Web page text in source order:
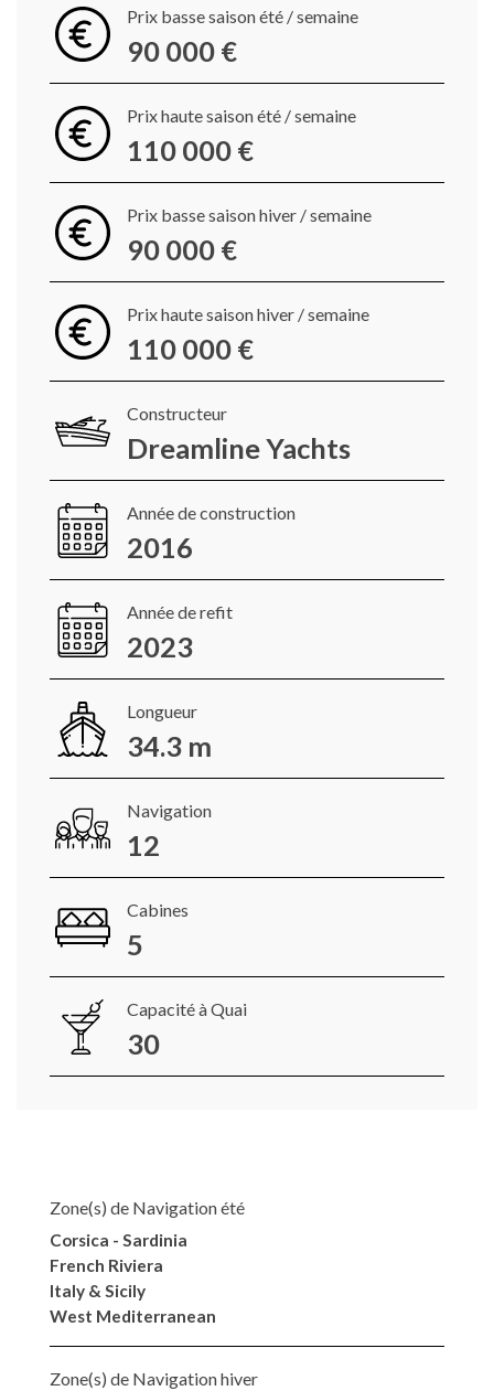
Prix basse saison été / semaine
90 000 €
Prix haute saison été / semaine
110 000 €
Prix basse saison hiver / semaine
90 000 €
Prix haute saison hiver / semaine
110 000 €
Constructeur
Dreamline Yachts
Année de construction
2016
Année de refit
2023
Longueur
34.3 m
Navigation
12
Cabines
5
Capacité à Quai
30
Zone(s) de Navigation été
Corsica - Sardinia
French Riviera
Italy & Sicily
West Mediterranean
Zone(s) de Navigation hiver